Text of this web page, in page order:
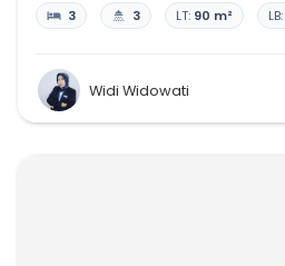
3 3 LT: 90 m² LB:
Widi Widowati